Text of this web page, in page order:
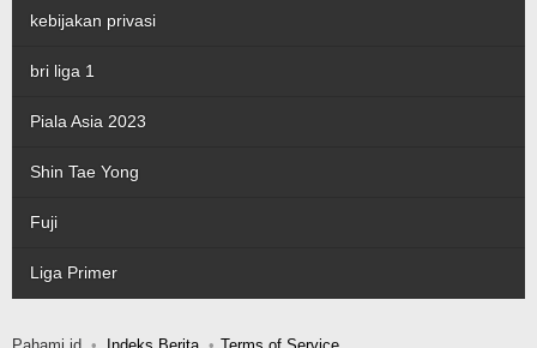
kebijakan privasi
bri liga 1
Piala Asia 2023
Shin Tae Yong
Fuji
Liga Primer